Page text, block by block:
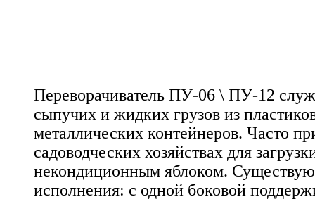
Переворачиватель ПУ-06 \ ПУ-12
сыпучих и жидких грузов из
металлических контейнеров. Часто
садоводческих хозяйствах для
некондиционным яблоком.
исполнения: с одной боковой